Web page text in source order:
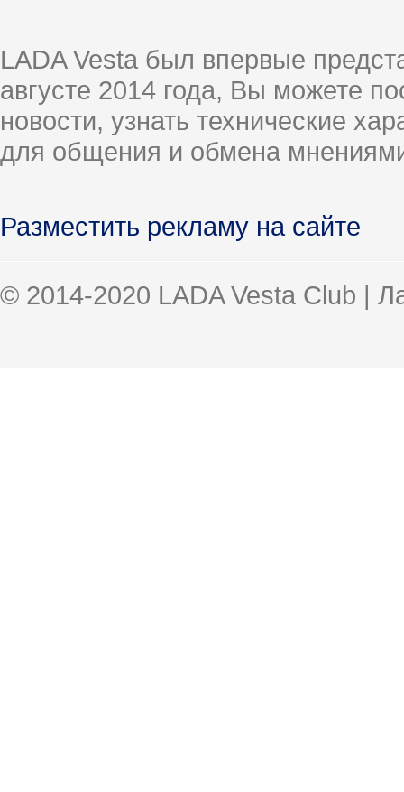
LADA Vesta был впервые
августе 2014 года, Вы можете
новости, узнать технические
для общения и обмена
Разместить рекламу на сайте
© 2014-2020 LADA Vesta Club |